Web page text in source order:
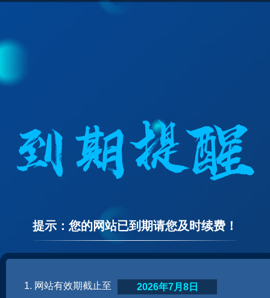
提示：您的网站已到期请您及时续费！
1. 网站有效期截止至
2026年7月8日